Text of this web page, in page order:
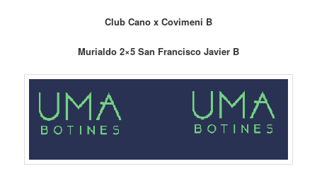
Club Cano x Covimeni B
Murialdo 2×5 San Francisco Javier B